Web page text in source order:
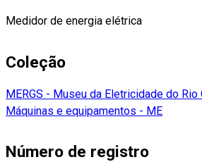
Medidor de energia elétrica
Coleção
MERGS - Museu da Eletricidade do Rio
Máquinas e equipamentos - ME
Número de registro